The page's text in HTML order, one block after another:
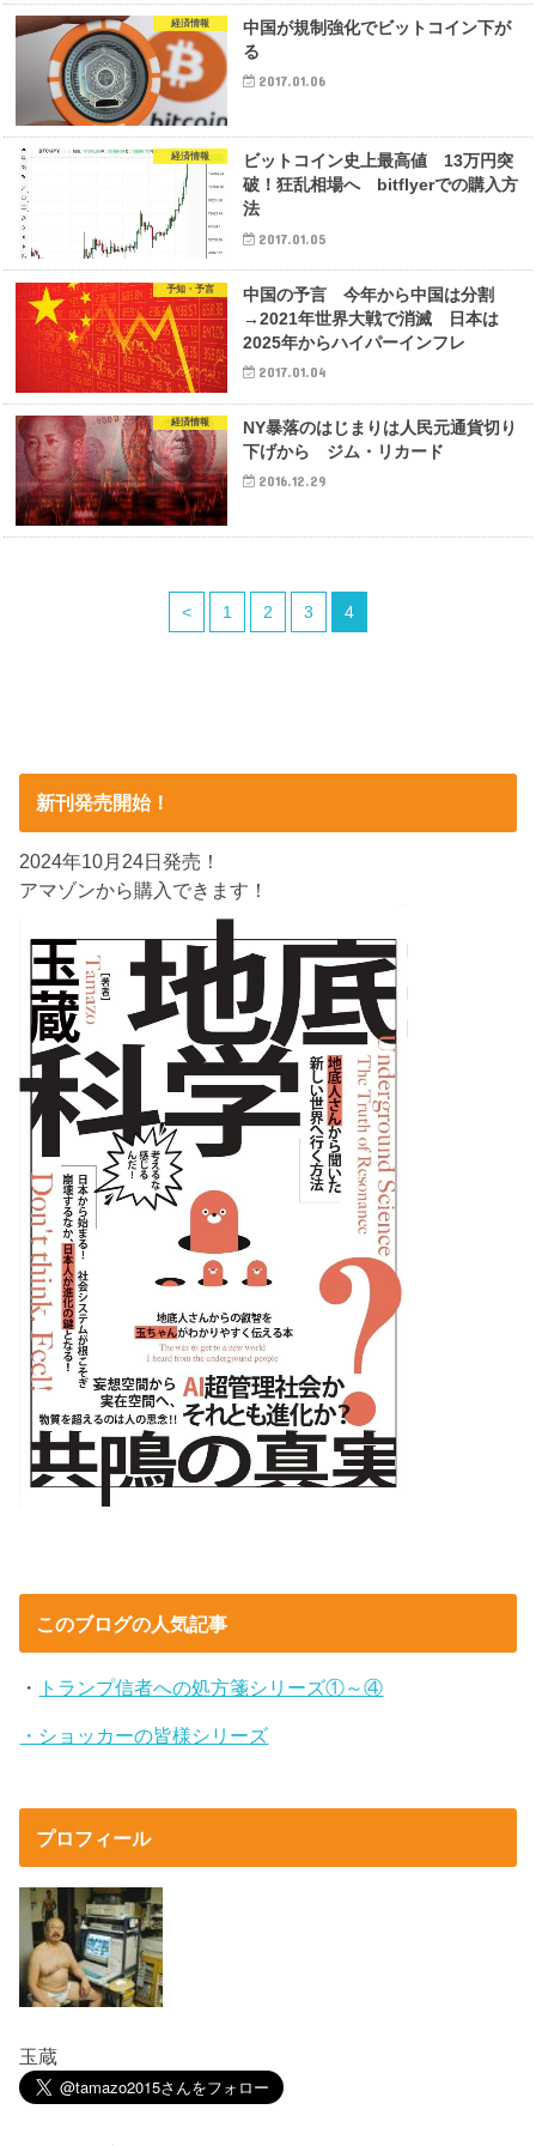
経済情報
中国が規制強化でビットコイン下が
る
2017.01.06
経済情報
ビットコイン史上最高値 13万円突
破！狂乱相場へ bitflyerでの購入方
法
2017.01.05
予知・予言
中国の予言 今年から中国は分割
→2021年世界大戦で消滅 日本は
2025年からハイパーインフレ
2017.01.04
経済情報
NY暴落のはじまりは人民元通貨切り
下げから ジム・リカード
2016.12.29
< 1 2 3 4
新刊発売開始！
2024年10月24日発売！
アマゾンから購入できます！
このブログの人気記事
・ トランプ信者への処方箋シリーズ①～④
・ショッカーの皆様シリーズ
プロフィール
玉蔵